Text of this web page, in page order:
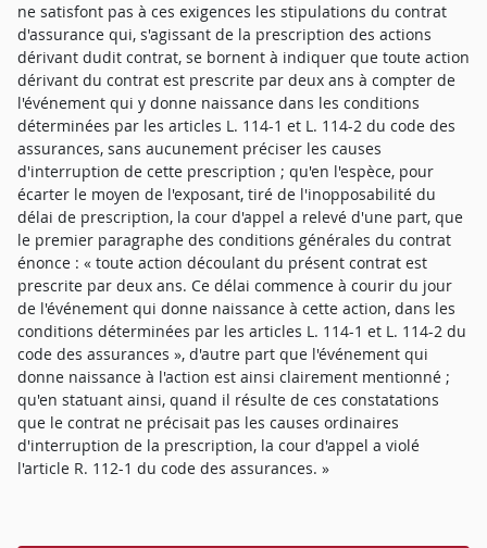
ne satisfont pas à ces exigences les stipulations du contrat
d'assurance qui, s'agissant de la prescription des actions
dérivant dudit contrat, se bornent à indiquer que toute action
dérivant du contrat est prescrite par deux ans à compter de
l'événement qui y donne naissance dans les conditions
déterminées par les articles L. 114-1 et L. 114-2 du code des
assurances, sans aucunement préciser les causes
d'interruption de cette prescription ; qu'en l'espèce, pour
écarter le moyen de l'exposant, tiré de l'inopposabilité du
délai de prescription, la cour d'appel a relevé d'une part, que
le premier paragraphe des conditions générales du contrat
énonce : « toute action découlant du présent contrat est
prescrite par deux ans. Ce délai commence à courir du jour
de l'événement qui donne naissance à cette action, dans les
conditions déterminées par les articles L. 114-1 et L. 114-2 du
code des assurances », d'autre part que l'événement qui
donne naissance à l'action est ainsi clairement mentionné ;
qu'en statuant ainsi, quand il résulte de ces constatations
que le contrat ne précisait pas les causes ordinaires
d'interruption de la prescription, la cour d'appel a violé
l'article R. 112-1 du code des assurances. »